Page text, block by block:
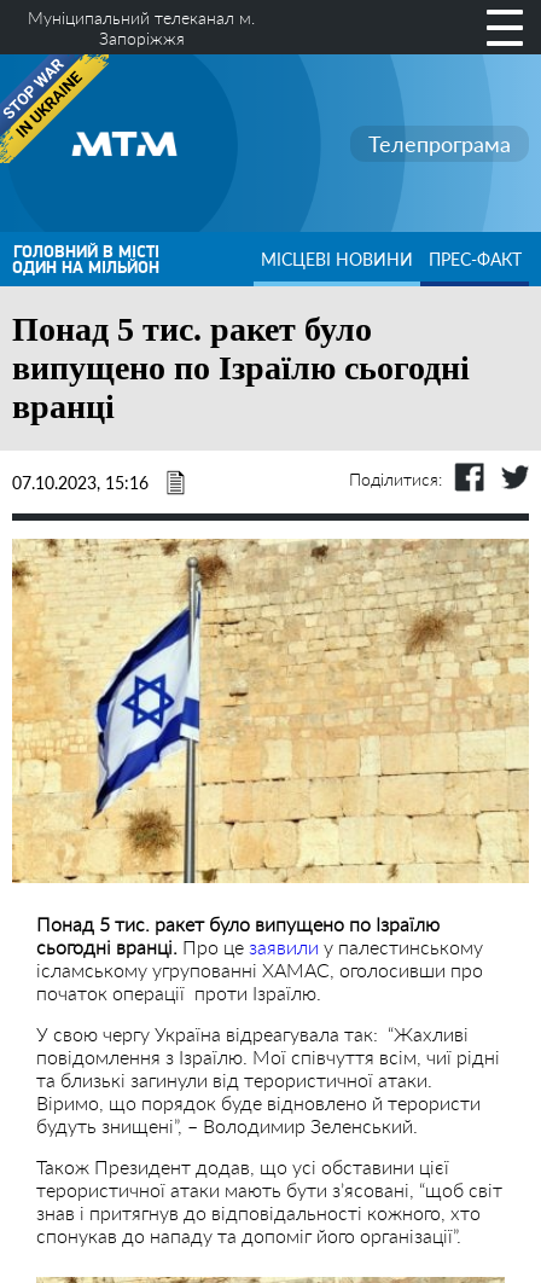
Муніципальний телеканал м.
Запоріжжя
Телепрограма
ГОЛОВНИЙ В МІСТІ
ОДИН НА МІЛЬЙОН МІСЦЕВІ НОВИНИ ПРЕС-ФАКТ
Понад 5 тис. ракет було
випущено по Ізраїлю сьогодні
вранці
07.10.2023, 15:16 Поділитися:
Понад 5 тис. ракет було випущено по Ізраїлю
сьогодні вранці. Про це заявили у палестинському
ісламському угрупованні ХАМАС, оголосивши про
початок операції проти Ізраїлю.
У свою чергу Україна відреагувала так: “Жахливі
повідомлення з Ізраїлю. Мої співчуття всім, чиї рідні
та близькі загинули від терористичної атаки.
Віримо, що порядок буде відновлено й терористи
будуть знищені”, – Володимир Зеленський.
Також Президент додав, що усі обставини цієї
терористичної атаки мають бути зʼясовані, “щоб світ
знав і притягнув до відповідальності кожного, хто
спонукав до нападу та допоміг його організації”.